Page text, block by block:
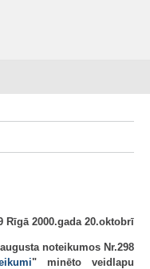
Rīgā 2000.gada 20.oktobrī
noteikumos Nr.298
" minēto veidlapu